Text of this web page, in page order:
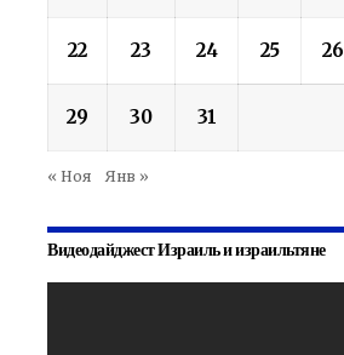
22 23 24 25 26
29 30 31
« Ноя Янв »
Видеодайджест Израиль и израильтяне